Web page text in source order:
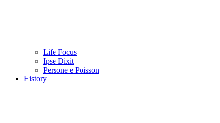
Life Focus
Ipse Dixit
Persone e Poisson
History